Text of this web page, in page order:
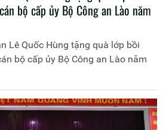
bộ cấp ủy Bộ Công an Lào năm
Lê Quốc Hùng tặng quà lớp bồi
bộ cấp ủy Bộ Công an Lào năm